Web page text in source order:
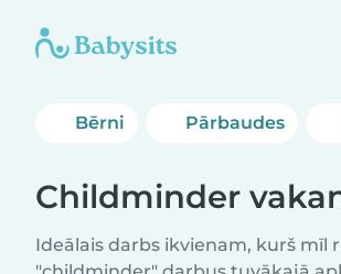
Bērni Pārbaudes
Childminder
Ideālais darbs ikvienam, kurš